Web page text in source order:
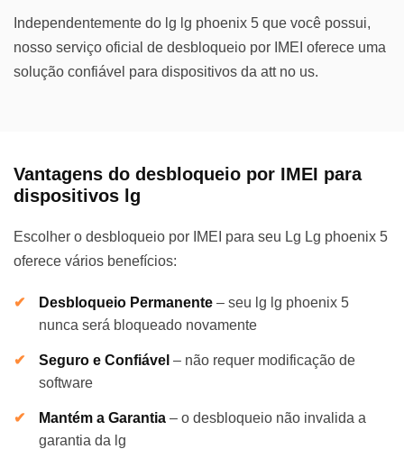
Independentemente do lg lg phoenix 5 que você possui,
nosso serviço oficial de desbloqueio por IMEI oferece uma
solução confiável para dispositivos da att no us.
Vantagens do desbloqueio por IMEI para
dispositivos lg
Escolher o desbloqueio por IMEI para seu Lg Lg phoenix 5
oferece vários benefícios:
Desbloqueio Permanente – seu lg lg phoenix 5
nunca será bloqueado novamente
Seguro e Confiável – não requer modificação de
software
Mantém a Garantia – o desbloqueio não invalida a
garantia da lg